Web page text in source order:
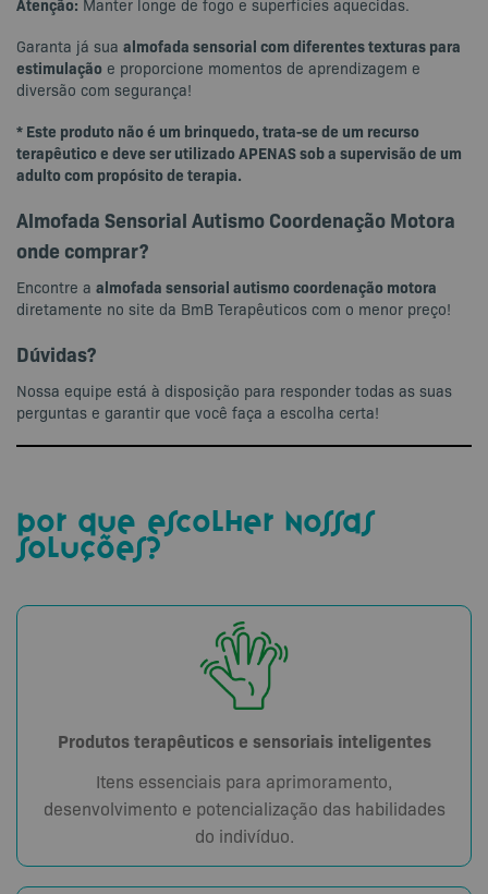
Manter longe de fogo e superfícies aquecidas.
Garanta já sua almofada sensorial com diferentes texturas para
estimulação e proporcione momentos de aprendizagem e
diversão com segurança!
* Este produto não é um brinquedo, trata-se de um recurso
terapêutico e deve ser utilizado APENAS sob a supervisão de um
adulto com propósito de terapia.
Almofada Sensorial Autismo Coordenação Motora
onde comprar?
Encontre a almofada sensorial autismo coordenação motora
diretamente no site da BmB Terapêuticos com o menor preço!
Dúvidas?
Nossa equipe está à disposição para responder todas as suas
perguntas e garantir que você faça a escolha certa!
por que escolher nossas
soluções?
Produtos terapêuticos e sensoriais inteligentes
Itens essenciais para aprimoramento,
desenvolvimento e potencialização das habilidades
do indivíduo.